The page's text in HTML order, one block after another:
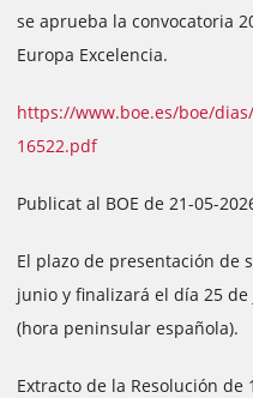
se aprueba la convocatoria
Europa Excelencia.
https://www.boe.es/boe/
16522.pdf
Publicat al BOE de 21-05-
El plazo de presentación de
junio y finalizará el día 25
(hora peninsular española).
Extracto de la Resolución de